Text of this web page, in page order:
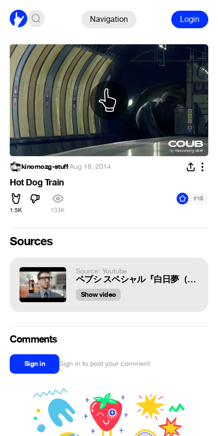
Navigation Login
kinomozg-stuff·Aug 18, 2014
Hot Dog Train
1.5K 133K
#15
Sources
Source: Youtube
ペプシ スペシャル『白日夢（ＨＯＴＤＯＧ）』篇 30秒 サントリー CM
Show video
Comments
Sign in Sign in to post your comment